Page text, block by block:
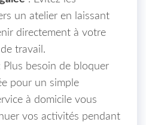
un atelier en laissant
directement à votre
travail.
Plus besoin de bloquer
pour un simple
à domicile vous
vos activités pendant